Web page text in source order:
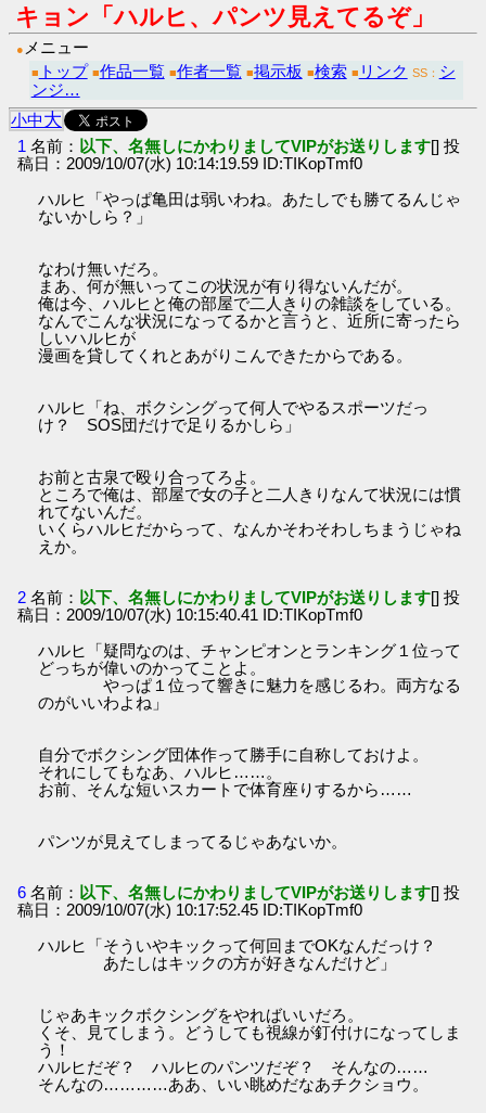
キョン「ハルヒ、パンツ見えてるぞ」
● メニュー
■ トップ ■作品一覧 ■作者一覧 ■掲示板 ■検索 ■ リンク SS： シ
ンジ…
小中大
1 名前： 以下、名無しにかわりましてVIPがお送りします[] 投
稿日：2009/10/07(水) 10:14:19.59 ID:TIKopTmf0
ハルヒ「やっぱ亀田は弱いわね。あたしでも勝てるんじゃ
ないかしら？」
なわけ無いだろ。
まあ、何が無いってこの状況が有り得ないんだが。
俺は今、ハルヒと俺の部屋で二人きりの雑談をしている。
なんでこんな状況になってるかと言うと、近所に寄ったら
しいハルヒが
漫画を貸してくれとあがりこんできたからである。
ハルヒ「ね、ボクシングって何人でやるスポーツだっ
け？ SOS団だけで足りるかしら」
お前と古泉で殴り合ってろよ。
ところで俺は、部屋で女の子と二人きりなんて状況には慣
れてないんだ。
いくらハルヒだからって、なんかそわそわしちまうじゃね
えか。
2 名前： 以下、名無しにかわりましてVIPがお送りします[] 投
稿日：2009/10/07(水) 10:15:40.41 ID:TIKopTmf0
ハルヒ「疑問なのは、チャンピオンとランキング１位って
どっちが偉いのかってことよ。
やっぱ１位って響きに魅力を感じるわ。両方なる
のがいいわよね」
自分でボクシング団体作って勝手に自称しておけよ。
それにしてもなあ、ハルヒ……。
お前、そんな短いスカートで体育座りするから……
パンツが見えてしまってるじゃあないか。
6 名前： 以下、名無しにかわりましてVIPがお送りします[] 投
稿日：2009/10/07(水) 10:17:52.45 ID:TIKopTmf0
ハルヒ「そういやキックって何回までOKなんだっけ？
あたしはキックの方が好きなんだけど」
じゃあキックボクシングをやればいいだろ。
くそ、見てしまう。どうしても視線が釘付けになってしま
う！
ハルヒだぞ？ ハルヒのパンツだぞ？ そんなの……
そんなの…………ああ、いい眺めだなあチクショウ。